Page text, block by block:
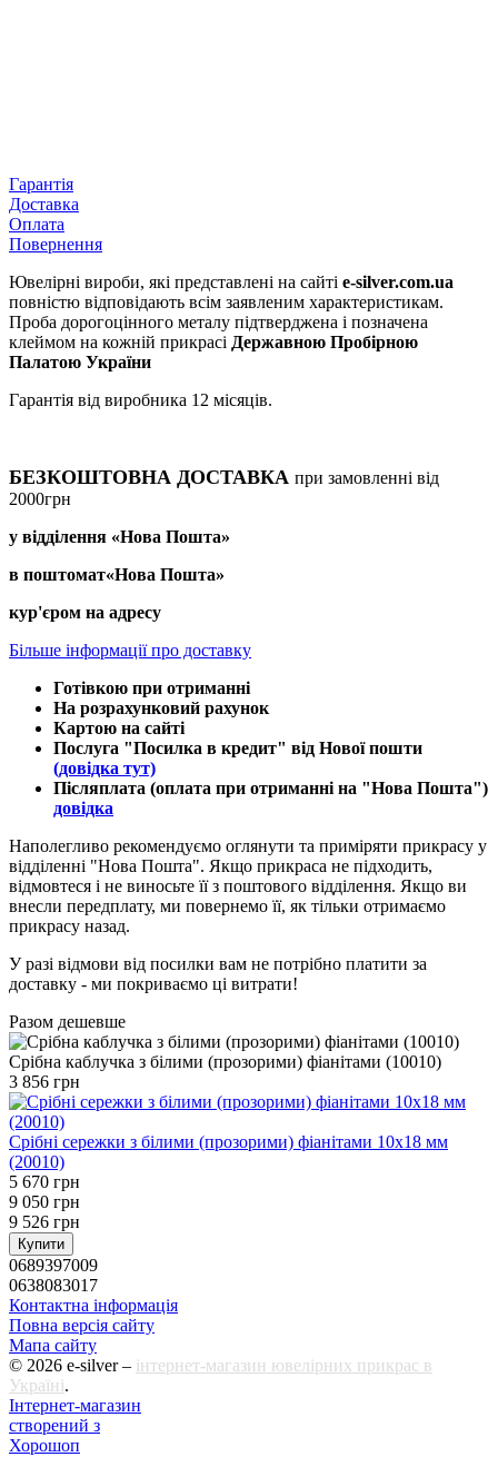
Гарантія
Доставка
Оплата
Повернення
Ювелірні вироби, які представлені на сайті e-silver.com.ua
повністю відповідають всім заявленим характеристикам.
Проба дорогоцінного металу підтверджена і позначена
клеймом на кожній прикрасі Державною Пробірною
Палатою України
Гарантія від виробника 12 місяців.
БЕЗКОШТОВНА ДОСТАВКА при замовленні від
2000грн
у відділення «Нова Пошта»
в поштомат«Нова Пошта»
кур'єром на адресу
Більше інформації про доставку
Готівкою при отриманні
На розрахунковий рахунок
Картою на сайті
Послуга "Посилка в кредит" від Нової пошти
(довідка тут)
Післяплата (оплата при отриманні на "Нова Пошта")
довідка
Наполегливо рекомендуємо оглянути та приміряти прикрасу у
відділенні "Нова Пошта". Якщо прикраса не підходить,
відмовтеся і не виносьте її з поштового відділення. Якщо ви
внесли передплату, ми повернемо її, як тільки отримаємо
прикрасу назад.
У разі відмови від посилки вам не потрібно платити за
доставку - ми покриваємо ці витрати!
Разом дешевше
Срібна каблучка з білими (прозорими) фіанітами (10010)
3 856 грн
Срібні сережки з білими (прозорими) фіанітами 10х18 мм
(20010)
5 670 грн
9 050 грн
9 526 грн
Купити
0689397009
0638083017
Контактна інформація
Повна версія сайту
Мапа сайту
© 2026 e-silver – інтернет-магазин ювелірних прикрас в
Україні.
Інтернет-магазин
створений з
Хорошоп